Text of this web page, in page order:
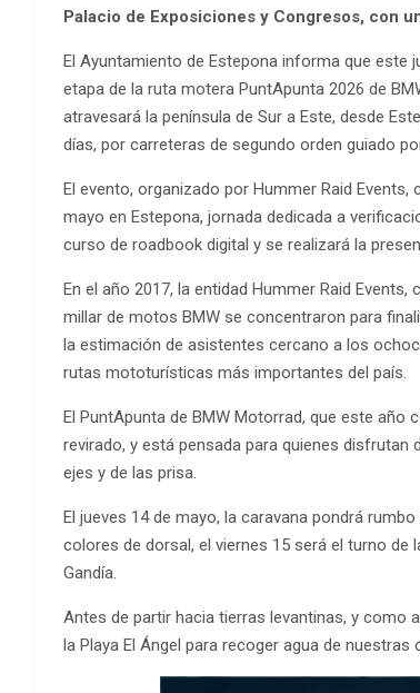
Palacio de Exposiciones y Congresos, con
El Ayuntamiento de Estepona informa que este
etapa de la ruta motera PuntApunta 2026 de
atravesará la península de Sur a Este, desde
días, por carreteras de segundo orden guiado
El evento, organizado por Hummer Raid
mayo en Estepona, jornada dedicada a
curso de roadbook digital y se realizará la
En el año 2017, la entidad Hummer Raid
millar de motos BMW se concentraron para
la estimación de asistentes cercano a los
rutas mototurísticas más importantes del país.
El PuntApunta de BMW Motorrad, que este año
revirado, y está pensada para quienes
ejes y de las prisa.
El jueves 14 de mayo, la caravana pondrá
colores de dorsal, el viernes 15 será el turno de
Gandía.
Antes de partir hacia tierras levantinas, y como
la Playa El Ángel para recoger agua de